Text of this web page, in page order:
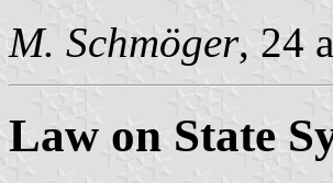
M. Schmöger, 24
Law on State